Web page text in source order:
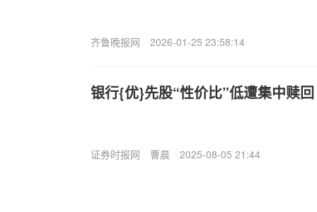
齐鲁晚报网 2026-01-25 23:58:14
银行{优}先股“性价比”低遭集中赎回
证券时报网 曹晨 2025-08-05 21:44